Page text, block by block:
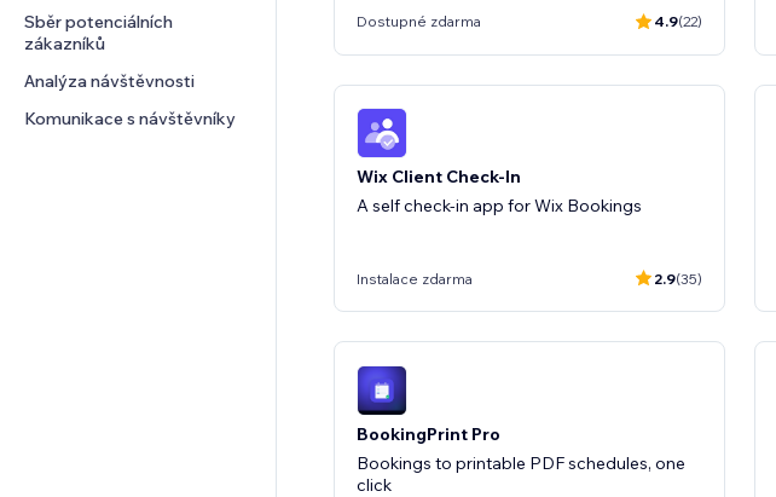
Tabulky a grafy
Sběr potenciálních
zákazníků
Analýza návštěvnosti
Komunikace s návštěvníky
Dostupné zdarma 4.9(22)
Wix Client Check-In
A self check-in app for Wix Bookings
Instalace zdarma 2.9(35)
BookingPrint Pro
Bookings to printable PDF schedules, one
click